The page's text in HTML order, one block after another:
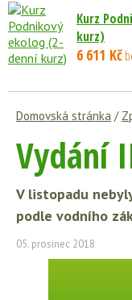
Kurz
kurz)
6 611 Kč
Domovská stránka /
Vydání
V listopadu
podle vodního
05. prosinec 2018